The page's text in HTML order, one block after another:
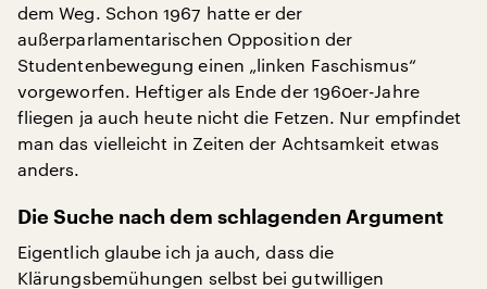
dem Weg. Schon 1967 hatte er der
außerparlamentarischen Opposition der
Studentenbewegung einen „linken Faschismus“
vorgeworfen. Heftiger als Ende der 1960er-Jahre
fliegen ja auch heute nicht die Fetzen. Nur empfindet
man das vielleicht in Zeiten der Achtsamkeit etwas
anders.
Die Suche nach dem schlagenden Argument
Eigentlich glaube ich ja auch, dass die
Klärungsbemühungen selbst bei gutwilligen